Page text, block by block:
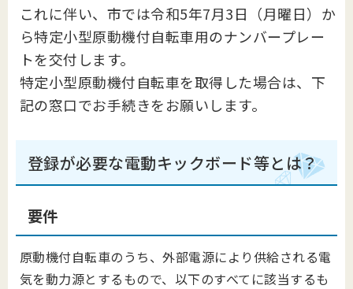
これに伴い、市では令和5年7月3日（月曜日）か
ら特定小型原動機付自転車用のナンバープレー
トを交付します。
特定小型原動機付自転車を取得した場合は、下
記の窓口でお手続きをお願いします。
登録が必要な電動キックボード等とは？
要件
原動機付自転車のうち、外部電源により供給される電
気を動力源とするもので、以下のすべてに該当するも